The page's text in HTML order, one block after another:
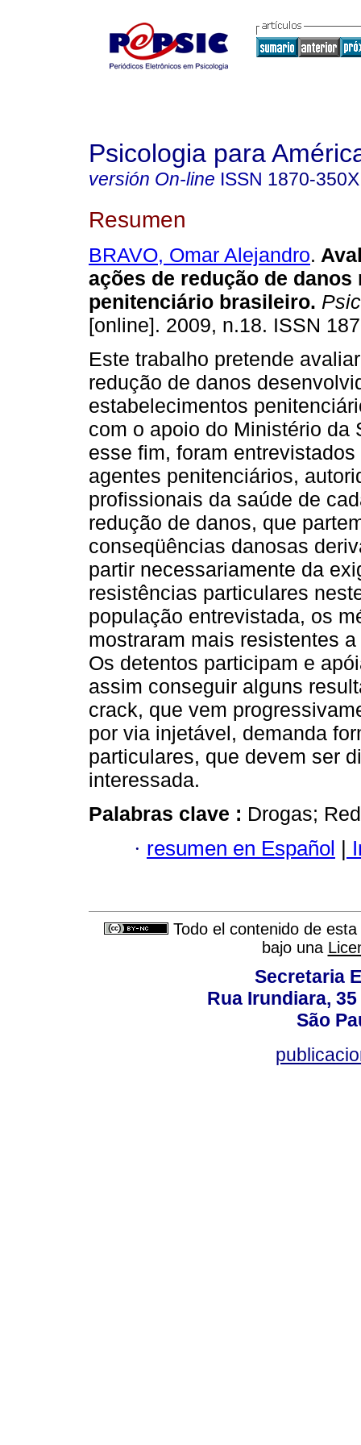
Psicologia para
versión On-line ISSN 1870-350X
Resumen
BRAVO, Omar Alejandro.
ações de redução de danos
penitenciário brasileiro.
[online]. 2009, n.18. ISSN
Este trabalho pretende
redução de danos
estabelecimentos
com o apoio do Ministério da
esse fim, foram
agentes penitenciários,
profissionais da saúde de
redução de danos, que
conseqüências danosas
partir necessariamente da
resistências particulares
população entrevistada, os
mostraram mais resistentes
Os detentos participam e
assim conseguir alguns
crack, que vem
por via injetável, demanda
particulares, que devem ser
interessada.
Palabras clave : Drogas;
· resumen en Español |
Todo el contenido de
bajo una
Secretaria
Rua Irundiara,
São